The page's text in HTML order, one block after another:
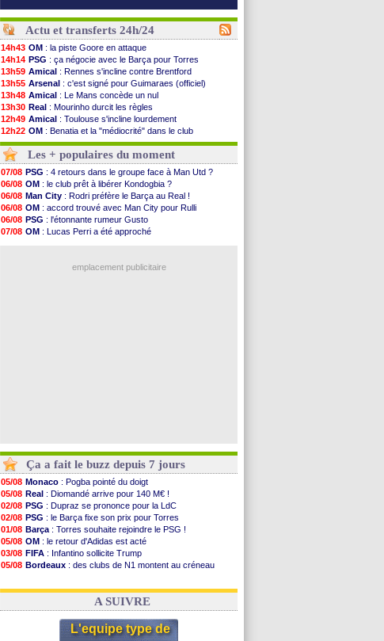
Actu et transferts 24h/24
14h43 OM : la piste Goore en attaque
14h14 PSG : ça négocie avec le Barça pour Torres
13h59 Amical : Rennes s'incline contre Brentford
13h55 Arsenal : c'est signé pour Guimaraes (officiel)
13h48 Amical : Le Mans concède un nul
13h30 Real : Mourinho durcit les règles
12h49 Amical : Toulouse s'incline lourdement
12h22 OM : Benatia et la "médiocrité" dans le club
12h00 Newcastle: Guimarães, le club se défend
11h46
L2: la 1ère journée à suivre en DIRECT !
11h20 PSG: une deuxième offre pour Suzuki
10h49
PSG : le groupe pour le match face à Man Utd
10h32
OM : le jour où tout a basculé pour Benatia
10h10
Heracles : Reine-Adélaïde, le sort s'acharne...
09h49
Monaco: Mawissa a gravement blessé Uche
09h35
OM : accord avec la Real Sociedad pour Aguerd
09h08
Barça: Araujo va partir en prêt à Liverpool
: Caen premier leader
Les + populaires du moment
07/08 PSG : 4 retours dans le groupe face à Man Utd ?
06/08 OM : le club prêt à libérer Kondogbia ?
06/08 Man City : Rodri préfère le Barça au Real !
06/08 OM : accord trouvé avec Man City pour Rulli
06/08 PSG : l'étonnante rumeur Gusto
07/08 OM : Lucas Perri a été approché
emplacement publicitaire
Ça a fait le buzz depuis 7 jours
05/08 Monaco : Pogba pointé du doigt
05/08 Real : Diomandé arrive pour 140 M€ !
02/08 PSG : Dupraz se prononce pour la LdC
02/08 PSG : le Barça fixe son prix pour Torres
01/08 Barça : Torres souhaite rejoindre le PSG !
05/08 OM : le retour d'Adidas est acté
03/08 FIFA : Infantino sollicite Trump
05/08 Bordeaux : des clubs de N1 montent au créneau
03/08 Real: le démenti de Leipzig pour Diomandé
A SUIVRE
L'equipe type de